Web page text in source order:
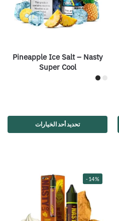
Pineapple Ice Salt – Nasty
Super Cool
تحديد أحد الخيارات
-14%